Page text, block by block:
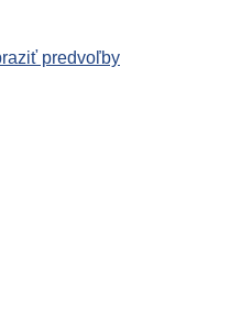
predvoľby